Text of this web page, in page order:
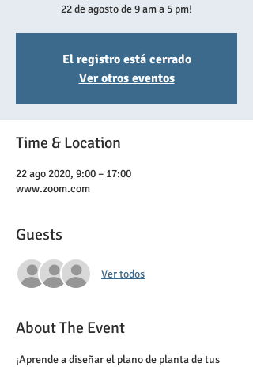
22 de agosto de 9 am a 5 pm!
El registro está cerrado
Ver otros eventos
Time & Location
22 ago 2020, 9:00 – 17:00
www.zoom.com
Guests
Ver todos
About The Event
¡Aprende a diseñar el plano de planta de tus